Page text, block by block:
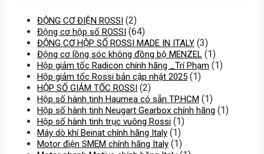
ĐỘNG CƠ ĐIỆN ROSSI (2)
Động cơ hộp số ROSSI (64)
ĐỘNG CƠ HỘP SỐ ROSSI MADE IN ITALY (3)
Động cơ lồng sóc không đồng bộ MENZEL (1)
Hộp giảm tốc Radicon chính hãng _Trí Phạm (1)
Hộp giảm tốc Rossi bản cập nhật 2025 (1)
HỘP SỐ GIẢM TỐC ROSSI (2)
Hộp số hành tinh Haumea có sẵn TP.HCM (1)
Hộp số hành tinh Neugart Gearbox chính hãng (1)
Hộp số hành tinh trục vuông Rossi (1)
Máy dò khí Beinat chính hãng Italy (1)
Motor điện SMEM chính hãng Italy (1)